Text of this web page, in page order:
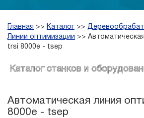
Главная >> Каталог >>
Линии оптимизации >>
trsi 8000e - tsep
Каталог станков и
Автоматическая линия
8000e - tsep